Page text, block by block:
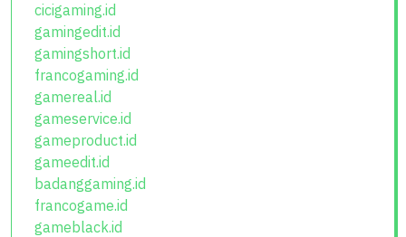
cicigaming.id
gamingedit.id
gamingshort.id
francogaming.id
gamereal.id
gameservice.id
gameproduct.id
gameedit.id
badanggaming.id
francogame.id
gameblack.id